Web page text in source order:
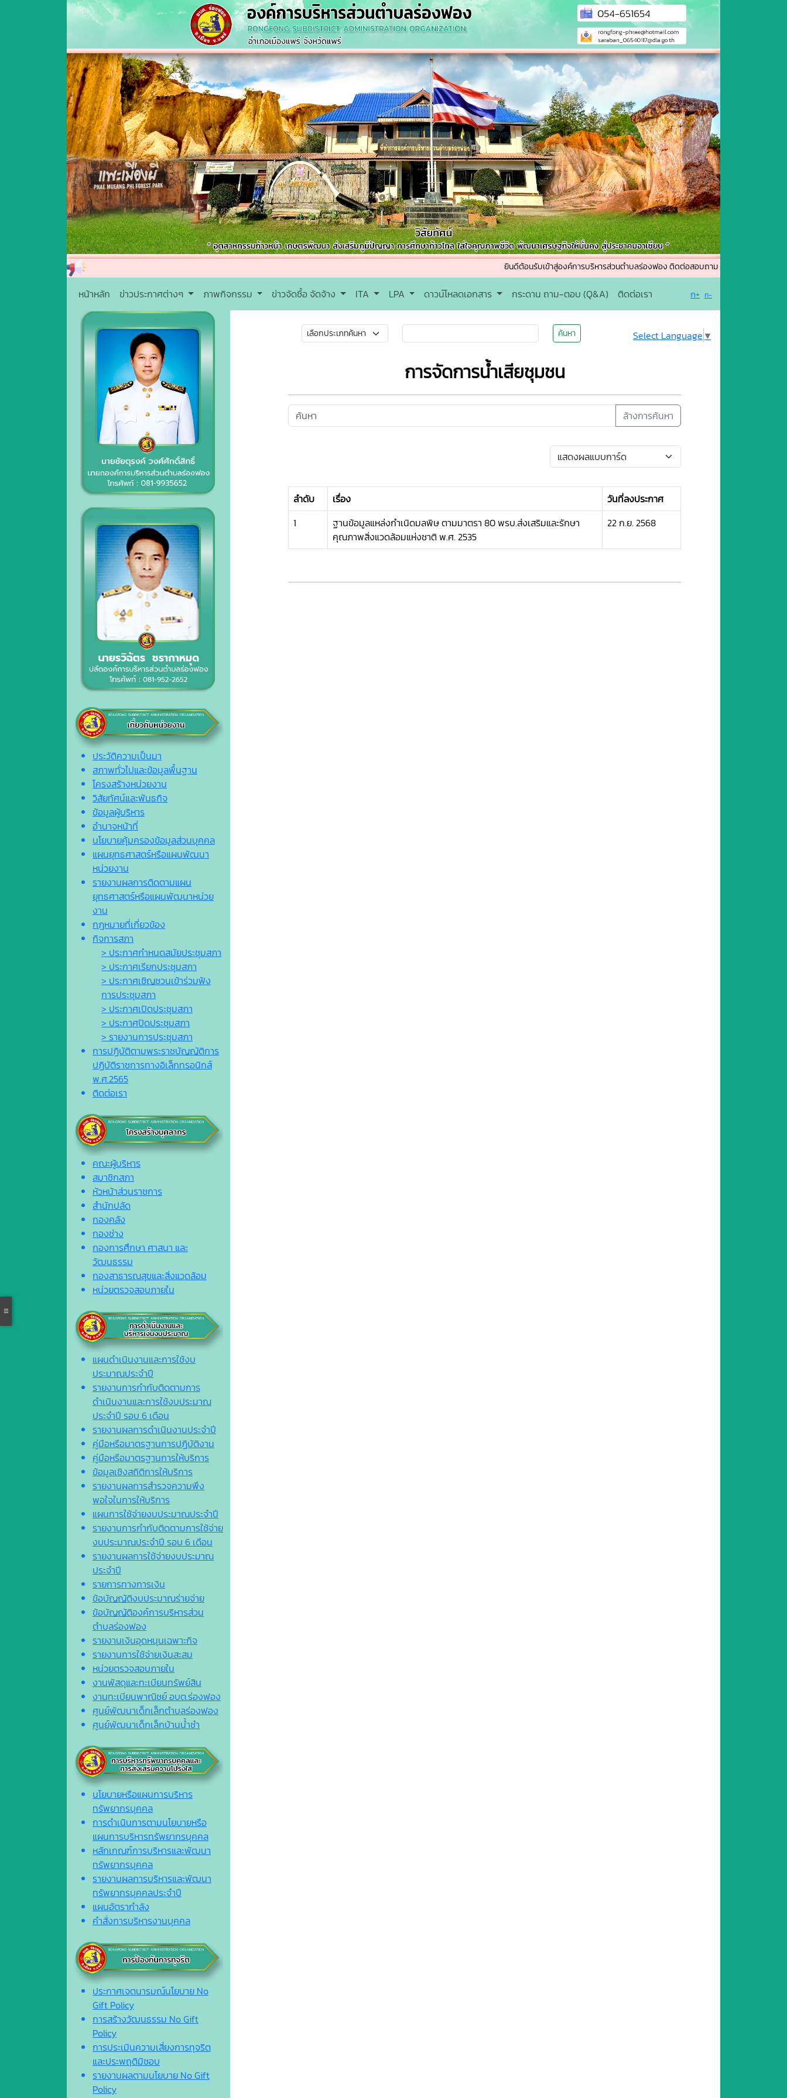
ยินดีต้อนรับเข้าสู่องค์การบริหารส่วนตำบลร่องฟอง ติดต่อสอบถาม : โทรศัพท์ : 054-651654 อีเมล์
หน้าหลัก ข่าวประกาศต่างๆ ภาพกิจกรรม ข่าวจัดซื้อ จัดจ้าง ITA LPA ดาวน์โหลดเอกสาร กระดาน ถาม-ตอบ (Q&A) ติดต่อเรา ก+ ก-
ประวัติความเป็นมา
สภาพทั่วไปและข้อมูลพื้นฐาน
โครงสร้างหน่วยงาน
วิสัยทัศน์และพันธกิจ
ข้อมูลผู้บริหาร
อำนาจหน้าที่
นโยบายคุ้มครองข้อมูลส่วนบุคคล
แผนยุทธศาสตร์หรือแผนพัฒนา
หน่วยงาน
รายงานผลการติดตามแผน
ยุทธศาสตร์หรือแผนพัฒนาหน่วย
งาน
กฎหมายที่เกี่ยวข้อง
กิจการสภา
> ประกาศกำหนดสมัยประชุมสภา
> ประกาศเรียกประชุมสภา
> ประกาศเชิญชวนเข้าร่วมฟัง
การประชุมสภา
> ประกาศเปิดประชุมสภา
> ประกาศปิดประชุมสภา
> รายงานการประชุมสภา
การปฏิบัติตามพระราชบัญญัติการ
ปฏิบัติราชการทางอิเล็กทรอนิกส์
พ.ศ.2565
ติดต่อเรา
คณะผู้บริหาร
สมาชิกสภา
หัวหน้าส่วนราชการ
สำนักปลัด
กองคลัง
กองช่าง
กองการศึกษา ศาสนา และ
วัฒนธรรม
กองสาธารณสุขและสิ่งแวดล้อม
หน่วยตรวจสอบภายใน
แผนดำเนินงานและการใช้งบ
ประมาณประจำปี
รายงานการกำกับติดตามการ
ดำเนินงานและการใช้งบประมาณ
ประจำปี รอบ 6 เดือน
รายงานผลการดำเนินงานประจำปี
คู่มือหรือมาตรฐานการปฏิบัติงาน
คู่มือหรือมาตรฐานการให้บริการ
ข้อมูลเชิงสถิติการให้บริการ
รายงานผลการสำรวจความพึง
พอใจในการให้บริการ
แผนการใช้จ่ายงบประมาณประจำปี
รายงานการกำกับติดตามการใช้จ่าย
งบประมาณประจำปี รอบ 6 เดือน
รายงานผลการใช้จ่ายงบประมาณ
ประจำปี
รายการทางการเงิน
ข้อบัญญัติงบประมาณร่ายจ่าย
ข้อบัญญัติองค์การบริหารส่วน
ตำบลร่องฟอง
รายงานเงินอุดหนุนเฉพาะกิจ
รายงานการใช้จ่ายเงินสะสม
หน่วยตรวจสอบภายใน
งานพัสดุและทะเบียนทรัพย์สิน
งานทะเบียนพาณิชย์ อบต.ร่องฟอง
ศูนย์พัฒนาเด็กเล็กตำบลร่องฟอง
ศูนย์พัฒนาเด็กเล็กบ้านน้ำชำ
นโยบายหรือแผนการบริหาร
ทรัพยากรบุคคล
การดำเนินการตามนโยบายหรือ
แผนการบริหารทรัพยากรบุคคล
หลักเกณฑ์การบริหารและพัฒนา
ทรัพยากรบุคคล
รายงานผลการบริหารและพัฒนา
ทรัพยากรบุคคลประจำปี
แผนอัตรากำลัง
คำสั่งการบริหารงานบุคคล
ประกาศเจตนารมณ์นโยบาย No
Gift Policy
การสร้างวัฒนธรรม No Gift
Policy
การประเมินความเสี่ยงการทุจริต
และประพฤติมิชอบ
รายงานผลตามนโยบาย No Gift
Policy
ค้นหา Select Language ▼
การจัดการน้ำเสียชุมชน
ล้างการค้นหา
ลำดับ เรื่อง
วันที่ลงประกาศ
1
ฐานข้อมูลแหล่งกำเนิดมลพิษ ตามมาตรา 80 พรบ.ส่งเสริมและรักษา
คุณภาพสิ่งแวดล้อมแห่งชาติ พ.ศ. 2535
22 ก.ย. 2568